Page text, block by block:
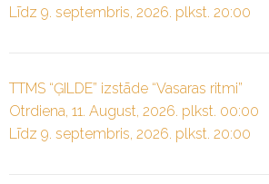
Līdz 9. septembris, 2026. plkst. 20:00
TTMS “ĢILDE” izstāde “Vasaras ritmi”
Otrdiena, 11. August, 2026. plkst. 00:00
Līdz 9. septembris, 2026. plkst. 20:00